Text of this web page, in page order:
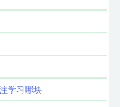
学习哪块